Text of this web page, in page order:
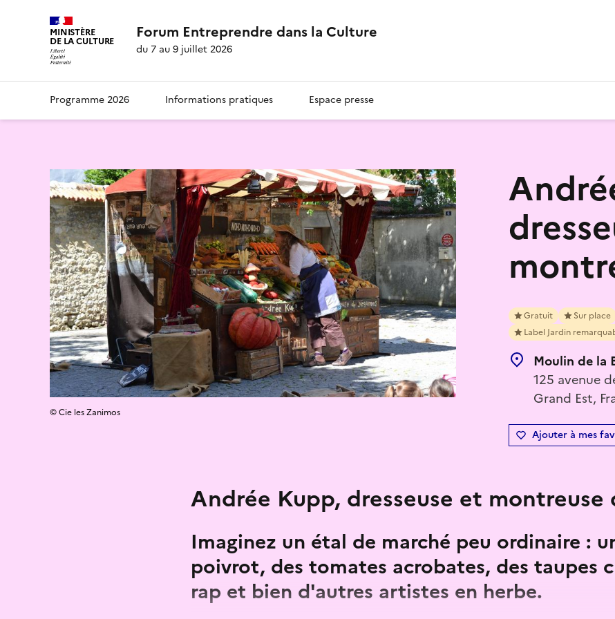
MINISTÈRE
DE LA CULTURE Forum Entreprendre dans la Culture
du 7 au 9 juillet 2026
Programme 2026 Informations pratiques Espace presse
Gratuit Sur place
Label Jardin
Moulin de la
125 avenue
Grand Est,
Ajouter à mes
© Cie les Zanimos
Andrée Kupp, dresseuse et montreuse
Imaginez un étal de marché peu ordinaire :
poivrot, des tomates acrobates, des taupes
rap et bien d'autres artistes en herbe.